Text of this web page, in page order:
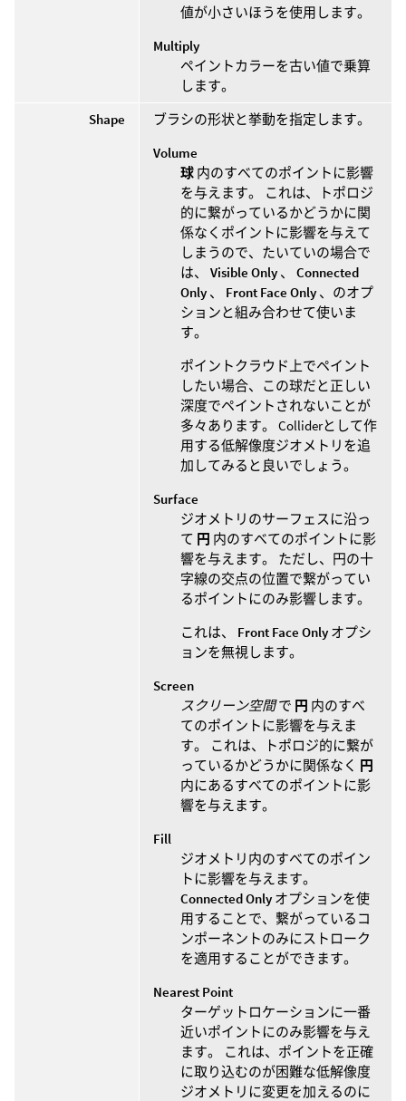
値が小さいほうを使用します。
Multiply
ペイントカラーを古い値で乗算
します。
Shape
ブラシの形状と挙動を指定します。
Volume
球 内のすべてのポイントに影響
を与えます。 これは、トポロジ
的に繋がっているかどうかに関
係なくポイントに影響を与えて
しまうので、たいていの場合で
は、 Visible Only 、 Connected
Only 、 Front Face Only 、のオプ
ションと組み合わせて使いま
す。
ポイントクラウド上でペイント
したい場合、この球だと正しい
深度でペイントされないことが
多々あります。 Colliderとして作
用する低解像度ジオメトリを追
加してみると良いでしょう。
Surface
ジオメトリのサーフェスに沿っ
て 円 内のすべてのポイントに影
響を与えます。 ただし、円の十
字線の交点の位置で繋がってい
るポイントにのみ影響します。
これは、 Front Face Only オプシ
ョンを無視します。
Screen
スクリーン空間で 円 内のすべ
てのポイントに影響を与えま
す。 これは、トポロジ的に繋が
っているかどうかに関係なく 円
内にあるすべてのポイントに影
響を与えます。
Fill
ジオメトリ内のすべてのポイン
トに影響を与えます。
Connected Only オプションを使
用することで、繋がっているコ
ンポーネントのみにストローク
を適用することができます。
Nearest Point
ターゲットロケーションに一番
近いポイントにのみ影響を与え
ます。 これは、ポイントを正確
に取り込むのが困難な低解像度
ジオメトリに変更を加えるのに